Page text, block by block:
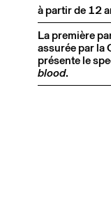
à partir de 12
La première
assurée par la
présente le
blood.